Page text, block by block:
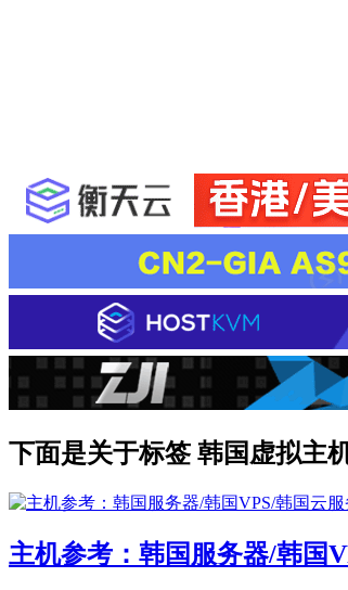
下面是关于标签 韩国虚拟主
主机参考：韩国服务器/韩国